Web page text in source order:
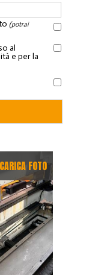
(potrai
al
e per la
FOTO